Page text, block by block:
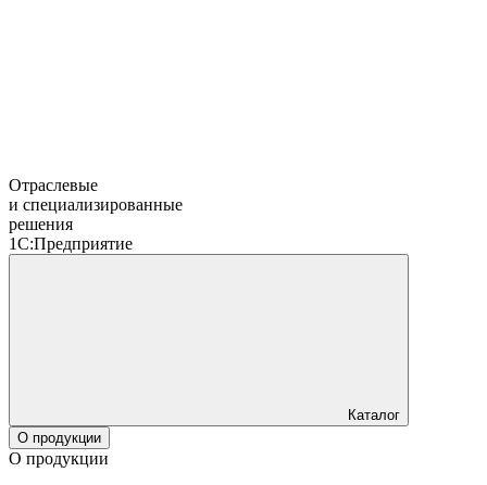
Отраслевые
и специализированные
решения
1С:Предприятие
Каталог
О продукции
О продукции